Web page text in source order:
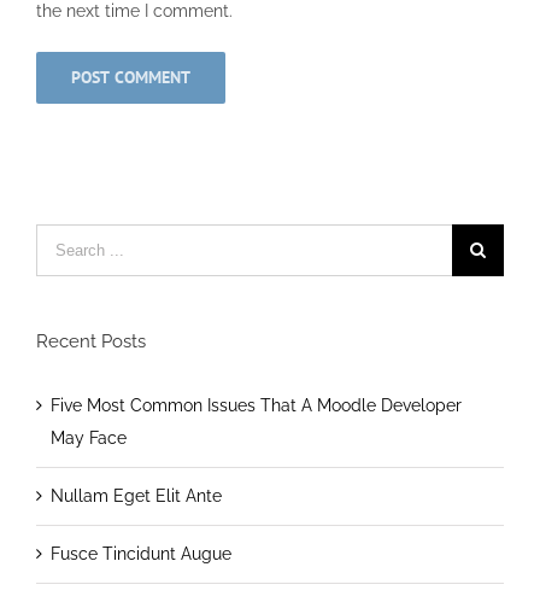
the next time I comment.
for:
Recent Posts
Five Most Common Issues That A Moodle Developer
May Face
Nullam Eget Elit Ante
Fusce Tincidunt Augue